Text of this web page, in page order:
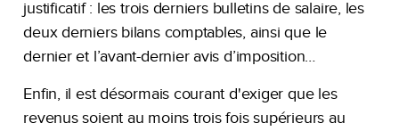
justificatif : les trois derniers bulletins de salaire, les
deux derniers bilans comptables, ainsi que le
dernier et l’avant-dernier avis d’imposition…
Enfin, il est désormais courant d'exiger que les
revenus soient au moins trois fois supérieurs au